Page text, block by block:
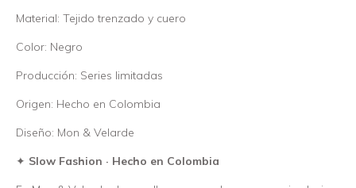
Material: Tejido trenzado y cuero
Color: Negro
Producción: Series limitadas
Origen: Hecho en Colombia
Diseño: Mon & Velarde
✦ Slow Fashion · Hecho en Colombia